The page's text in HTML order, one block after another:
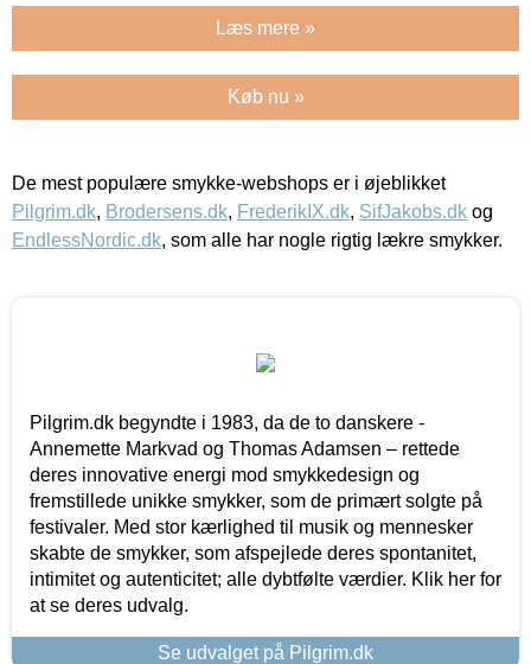
Læs mere »
Køb nu »
De mest populære smykke-webshops er i øjeblikket
Pilgrim.dk, Brodersens.dk, FrederikIX.dk, SifJakobs.dk og
EndlessNordic.dk, som alle har nogle rigtig lækre smykker.
Pilgrim.dk begyndte i 1983, da de to danskere -
Annemette Markvad og Thomas Adamsen – rettede
deres innovative energi mod smykkedesign og
fremstillede unikke smykker, som de primært solgte på
festivaler. Med stor kærlighed til musik og mennesker
skabte de smykker, som afspejlede deres spontanitet,
intimitet og autenticitet; alle dybtfølte værdier. Klik her for
at se deres udvalg.
Se udvalget på Pilgrim.dk